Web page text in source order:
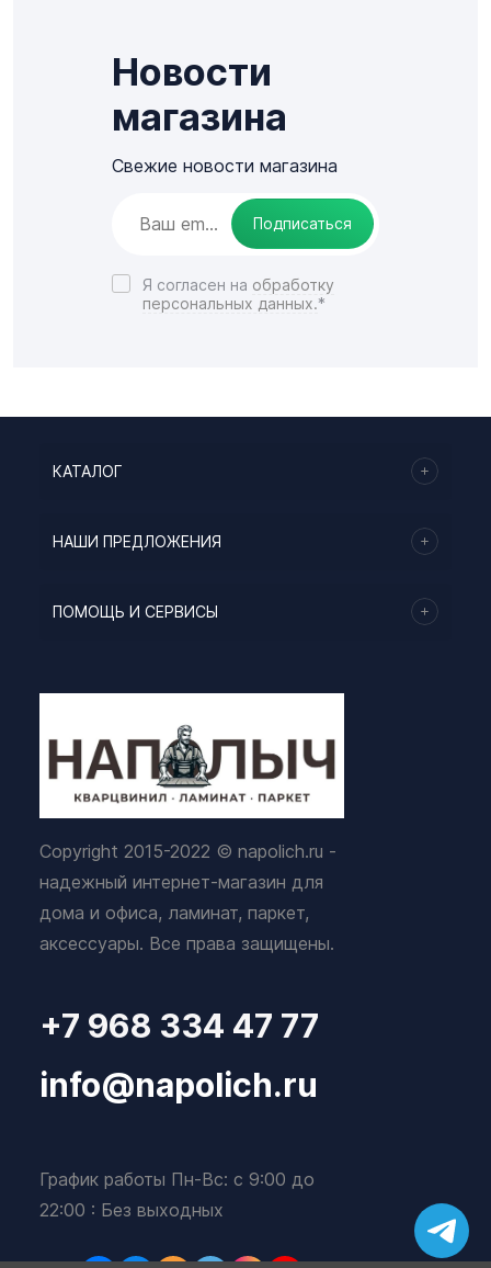
Новости
магазина
Свежие новости магазина
Подписаться
Я согласен на обработку
персональных данных.*
КАТАЛОГ
НАШИ ПРЕДЛОЖЕНИЯ
ПОМОЩЬ И СЕРВИСЫ
Copyright 2015-2022 © napolich.ru -
надежный интернет-магазин для
дома и офиса, ламинат, паркет,
аксессуары. Все права защищены.
+7 968 334 47 77
info@napolich.ru
График работы Пн-Вс: с 9:00 до
22:00 : Без выходных